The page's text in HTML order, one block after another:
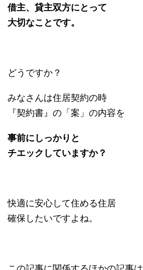
借主、貸主双方にとって
大切なことです。
どうですか？
みなさんは住居契約の時
『契約書』の「案」の内容を
事前にしっかりと
チエックしていますか？
快適に安心して住める住居
確保したいですよね。